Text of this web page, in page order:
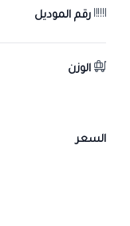
رقم الموديل
الوزن
السعر